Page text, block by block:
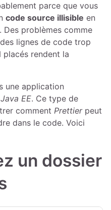
parce que vous
code source illisible en
problèmes comme
lignes de code trop
placés rendent la
une application
Java EE. Ce type de
comment Prettierpeut
dans le code. Voici
un dossier